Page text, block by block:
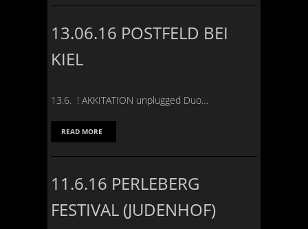
13.06.16 POSTFELD BEI
KIEL
13.6. ! AKKITATION unplugged Duo…
READ MORE
11.6.16 PERLEBERG
FESTIVAL (JUDENHOF)